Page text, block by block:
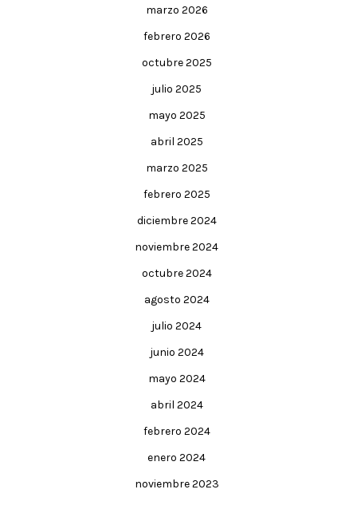
marzo 2026
febrero 2026
octubre 2025
julio 2025
mayo 2025
abril 2025
marzo 2025
febrero 2025
diciembre 2024
noviembre 2024
octubre 2024
agosto 2024
julio 2024
junio 2024
mayo 2024
abril 2024
febrero 2024
enero 2024
noviembre 2023